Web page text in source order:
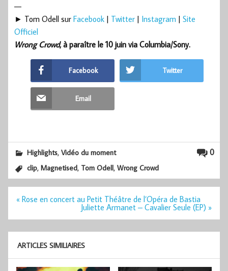
—
► Tom Odell sur Facebook | Twitter | Instagram | Site
Officiel
Wrong Crowd, à paraître le 10 juin via Columbia/Sony.
Facebook Twitter
Email
0
Highlights,Vidéo du moment
clip,Magnetised, Tom Odell,Wrong Crowd
Navigation
« Rose en concert au Petit Théâtre de l’Opéra de Bastia
Juliette Armanet – Cavalier Seule (EP) »
ARTICLES SIMILIAIRES